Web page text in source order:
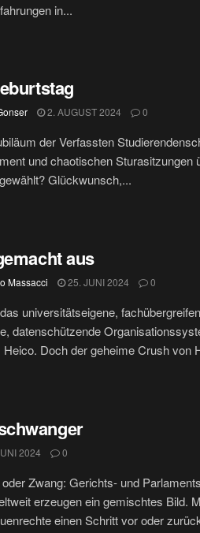
in...
2. AUGUST 2024 0
der Verfassten
und chaotischen Sturasitzungen
Glückwunsch,...
aus
Massacci 25. JUNI 2024 0
universitätseigene,
datenschützende
Doch der geheime Crush von
2024 0
Zwang: Gerichts- und
erzeugen ein gemischtes Bild.
einen Schritt vor oder